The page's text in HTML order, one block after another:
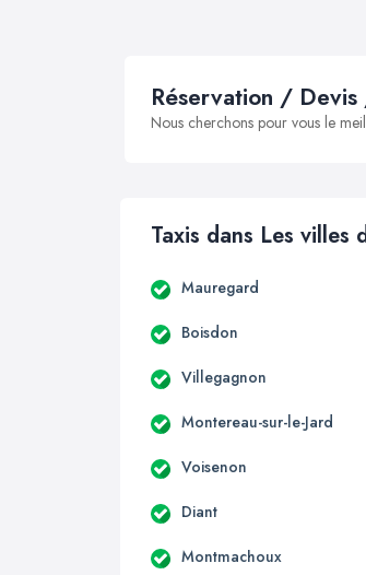
Réservation /
Nous cherchons pour vous le
Taxis dans Les villes
Mauregard
Boisdon
Villegagnon
Montereau-sur-le-Jard
Voisenon
Diant
Montmachoux